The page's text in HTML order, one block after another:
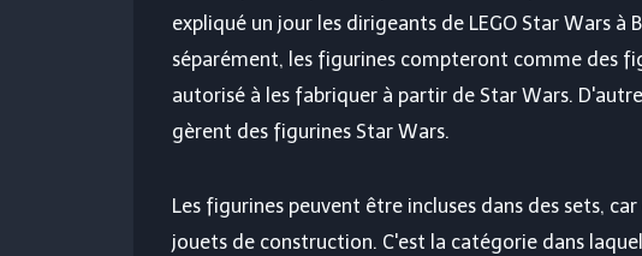
expliqué un jour les dirigeants de LEGO Star Wars à
séparément, les figurines compteront comme des
autorisé à les fabriquer à partir de Star Wars.
gèrent des figurines Star Wars.
Les figurines peuvent être incluses dans des sets,
jouets de construction. C'est la catégorie dans